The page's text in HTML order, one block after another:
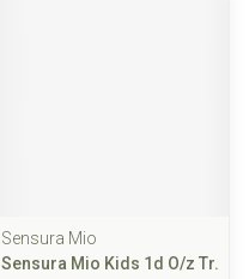
Sensura Mio
Sensura Mio Kids 1d O/z Tr.